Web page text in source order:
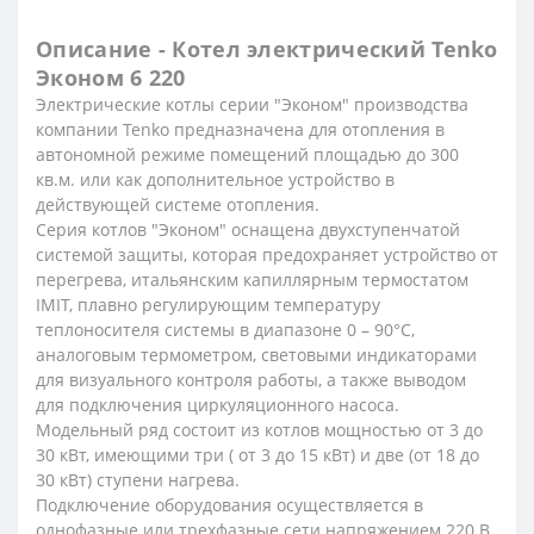
Описание - Котел электрический Tenko
Эконом 6 220
Электрические котлы серии "Эконом" производства
компании Tenko предназначена для отопления в
автономной режиме помещений площадью до 300
кв.м. или как дополнительное устройство в
действующей системе отопления.
Серия котлов "Эконом" оснащена двухступенчатой
системой защиты, которая предохраняет устройство от
перегрева, итальянским капиллярным термостатом
IMIT, плавно регулирующим температуру
теплоносителя системы в диапазоне 0 – 90°С,
аналоговым термометром, световыми индикаторами
для визуального контроля работы, а также выводом
для подключения циркуляционного насоса.
Модельный ряд состоит из котлов мощностью от 3 до
30 кВт, имеющими три ( от 3 до 15 кВт) и две (от 18 до
30 кВт) ступени нагрева.
Подключение оборудования осуществляется в